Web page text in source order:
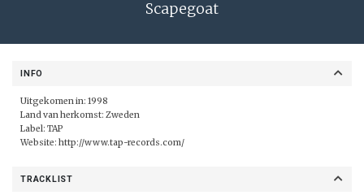
Scapegoat
INFO
Uitgekomen in: 1998
Land van herkomst: Zweden
Label: TAP
Website: http://www.tap-records.com/
TRACKLIST